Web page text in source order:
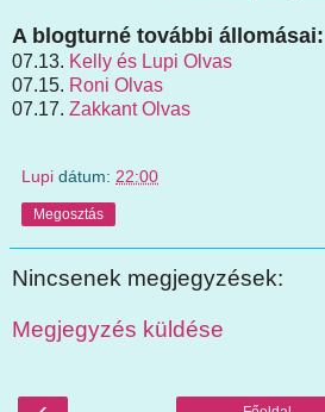
A blogturné további állomásai:
07.13. Kelly és Lupi Olvas
07.15. Roni Olvas
07.17. Zakkant Olvas
Lupi dátum: 22:00
Megosztás
Nincsenek megjegyzések:
Megjegyzés küldése